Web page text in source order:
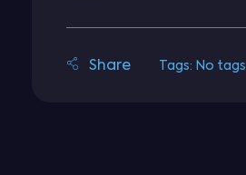
Tags: No tags